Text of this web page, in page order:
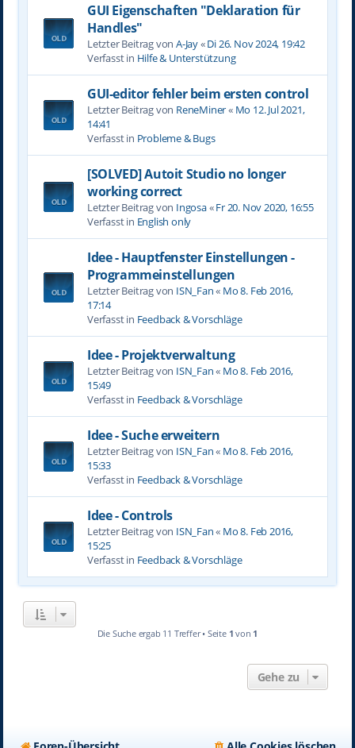
GUI Eigenschaften "Deklaration für
Handles"
Letzter Beitrag von A-Jay«Di 26. Nov 2024, 19:42
Verfasst in Hilfe & Unterstützung
GUI-editor fehler beim ersten control
Letzter Beitrag von ReneMiner« Mo 12. Jul 2021,
14:41
Verfasst in Probleme & Bugs
[SOLVED] Autoit Studio no longer
working correct
Letzter Beitrag von Ingosa«Fr 20. Nov 2020, 16:55
Verfasst in English only
Idee - Hauptfenster Einstellungen -
Programmeinstellungen
Letzter Beitrag von ISN_Fan« Mo 8. Feb 2016,
17:14
Verfasst in Feedback & Vorschläge
Idee - Projektverwaltung
Letzter Beitrag von ISN_Fan« Mo 8. Feb 2016,
15:49
Verfasst in Feedback & Vorschläge
Idee - Suche erweitern
Letzter Beitrag von ISN_Fan« Mo 8. Feb 2016,
15:33
Verfasst in Feedback & Vorschläge
Idee - Controls
Letzter Beitrag von ISN_Fan« Mo 8. Feb 2016,
15:25
Verfasst in Feedback & Vorschläge
Die Suche ergab 11 Treffer • Seite 1 von 1
Gehe zu